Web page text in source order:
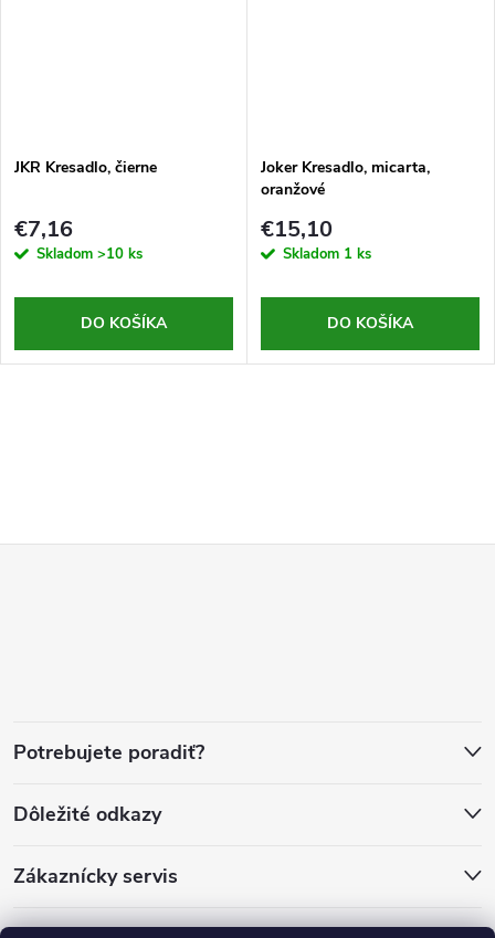
JKR Kresadlo, čierne
€7,16
Skladom >10 ks
DO KOŠÍKA
Joker Kresadlo, micarta,
oranžové
€15,10
Skladom 1 ks
DO KOŠÍKA
ä
e
Potrebujete poradiť?
Dôležité odkazy
Zákaznícky servis